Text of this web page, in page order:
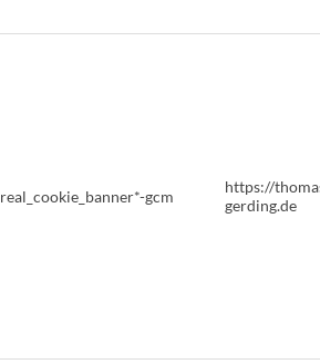
real_cookie_banner*-gcm
https://
gerding.de